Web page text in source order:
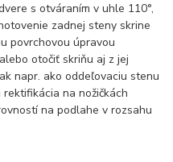
s otváraním v uhle 110°,
zadnej steny skrine
povrchovou úpravou
otočiť skriňu aj z jej
napr. ako oddeľovaciu stenu
na nožičkách
na podlahe v rozsahu